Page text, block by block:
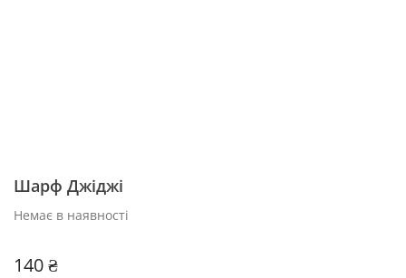
Шарф Джіджі
Немає в наявності
140 ₴